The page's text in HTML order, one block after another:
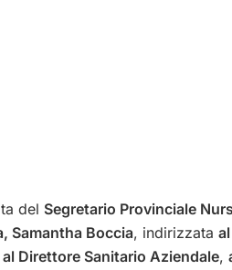
del Segretario Provinciale
Samantha Boccia, indirizzata
al Direttore Sanitario Aziendale,